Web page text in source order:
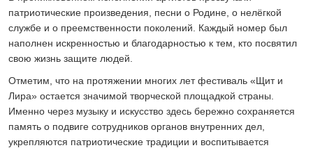
патриотические произведения, песни о Родине, о нелёгкой
службе и о преемственности поколений. Каждый номер был
наполнен искренностью и благодарностью к тем, кто посвятил
свою жизнь защите людей.
Отметим, что на протяжении многих лет фестиваль «Щит и
Лира» остается значимой творческой площадкой страны.
Именно через музыку и искусство здесь бережно сохраняется
память о подвиге сотрудников органов внутренних дел,
укрепляются патриотические традиции и воспитывается